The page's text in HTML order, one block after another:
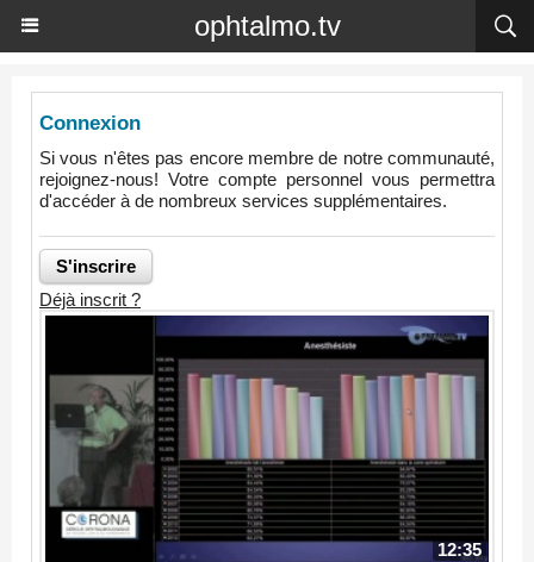
ophtalmo.tv
Connexion
Si vous n'êtes pas encore membre de notre communauté,
rejoignez-nous! Votre compte personnel vous permettra
d'accéder à de nombreux services supplémentaires.
Déjà inscrit ?
12:35